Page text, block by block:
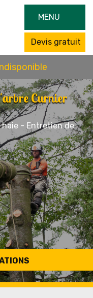
MENU
Devis gratuit
Curnier
- Entretien de